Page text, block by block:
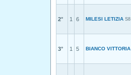
2° 1 6 MILESI LETIZIA S8
3° 1 5 BIANCO VITTORIA